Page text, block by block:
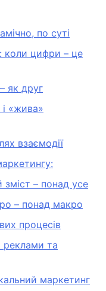
по суті
коли цифри – це
як друг
і «жива»
взаємодії
зміст – понад усе
– понад макро
процесів
реклами та
маркетинг